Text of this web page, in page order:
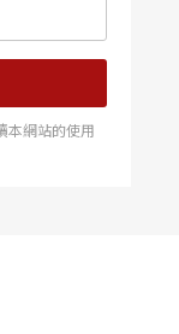
本網站的使用